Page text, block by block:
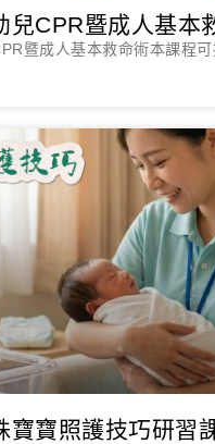
兒CPR暨成人基本
暨成人基本救命術本課程可
寶寶照護技巧研習